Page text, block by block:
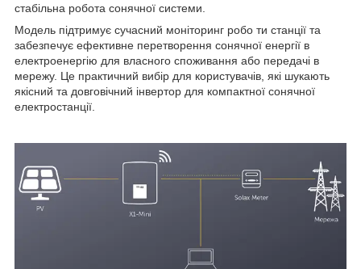
стабільна робота сонячної системи.
Модель підтримує сучасний моніторинг робо ти станції та
забезпечує ефективне перетворення сонячної енергії в
електроенергію для власного споживання або передачі в
мережу. Це практичний вибір для користувачів, які шукають
якісний та довговічний інвертор для компактної сонячної
електростанції.